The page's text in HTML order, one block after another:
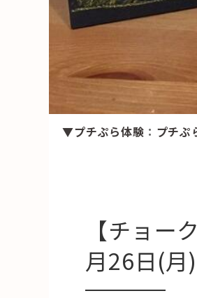
「モノ」
「ひと」
▼プチぷら体験 ： プチぷ
【チョ
月26日(月)